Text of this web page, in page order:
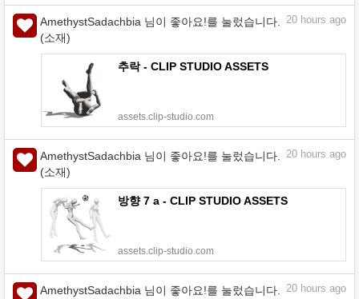
AmethystSadachbia 님이 좋아요!를 눌렀습니다.
(소재)
20 hours ago
추락 - CLIP STUDIO ASSETS
assets.clip-studio.com
AmethystSadachbia 님이 좋아요!를 눌렀습니다.
(소재)
20 hours ago
방향 7 a - CLIP STUDIO ASSETS
assets.clip-studio.com
AmethystSadachbia 님이 좋아요!를 눌렀습니다.
20 hours ago